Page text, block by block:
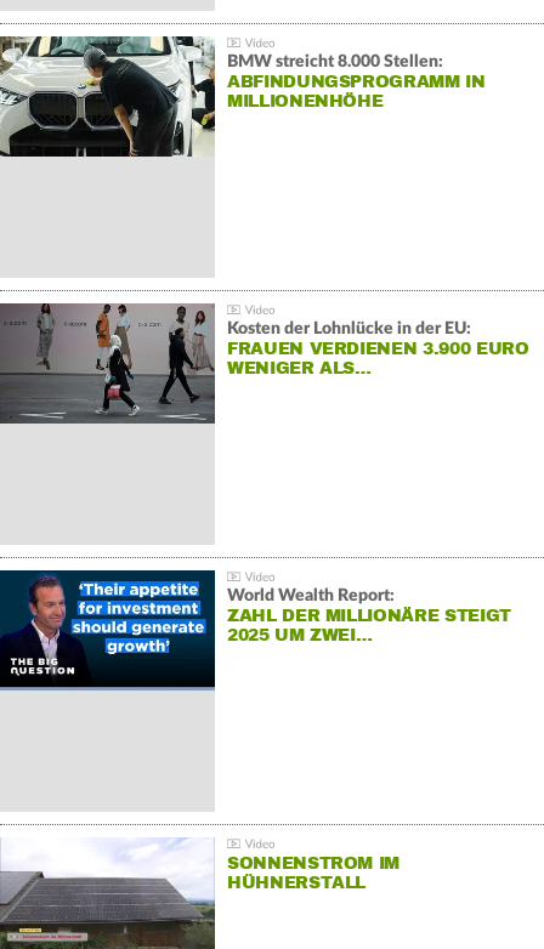
BMW streicht 8.000 Stellen:
ABFINDUNGSPROGRAMM IN
MILLIONENHÖHE
Kosten der Lohnlücke in der EU:
FRAUEN VERDIENEN 3.900 EURO
WENIGER ALS…
World Wealth Report:
ZAHL DER MILLIONÄRE STEIGT
2025 UM ZWEI…
SONNENSTROM IM
HÜHNERSTALL